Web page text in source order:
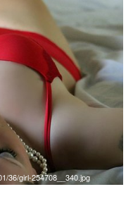
36/girl-254708__340.jpg